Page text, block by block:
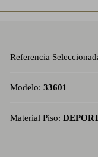
Referencia
Modelo: 33601
Material Piso: